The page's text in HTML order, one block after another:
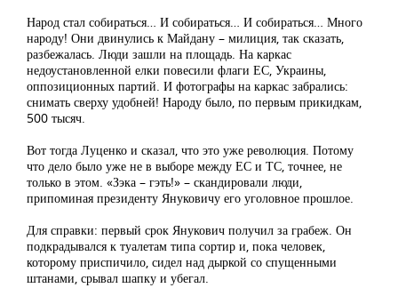
Народ стал собираться… И собираться… И собираться… Много
народу! Они двинулись к Майдану – милиция, так сказать,
разбежалась. Люди зашли на площадь. На каркас
недоустановленной елки повесили флаги ЕС, Украины,
оппозиционных партий. И фотографы на каркас забрались:
снимать сверху удобней! Народу было, по первым прикидкам,
500 тысяч.
Вот тогда Луценко и сказал, что это уже революция. Потому
что дело было уже не в выборе между ЕС и ТС, точнее, не
только в этом. «Зэка – гэть!» – скандировали люди,
припоминая президенту Януковичу его уголовное прошлое.
Для справки: первый срок Янукович получил за грабеж. Он
подкрадывался к туалетам типа сортир и, пока человек,
которому приспичило, сидел над дыркой со спущенными
штанами, срывал шапку и убегал.